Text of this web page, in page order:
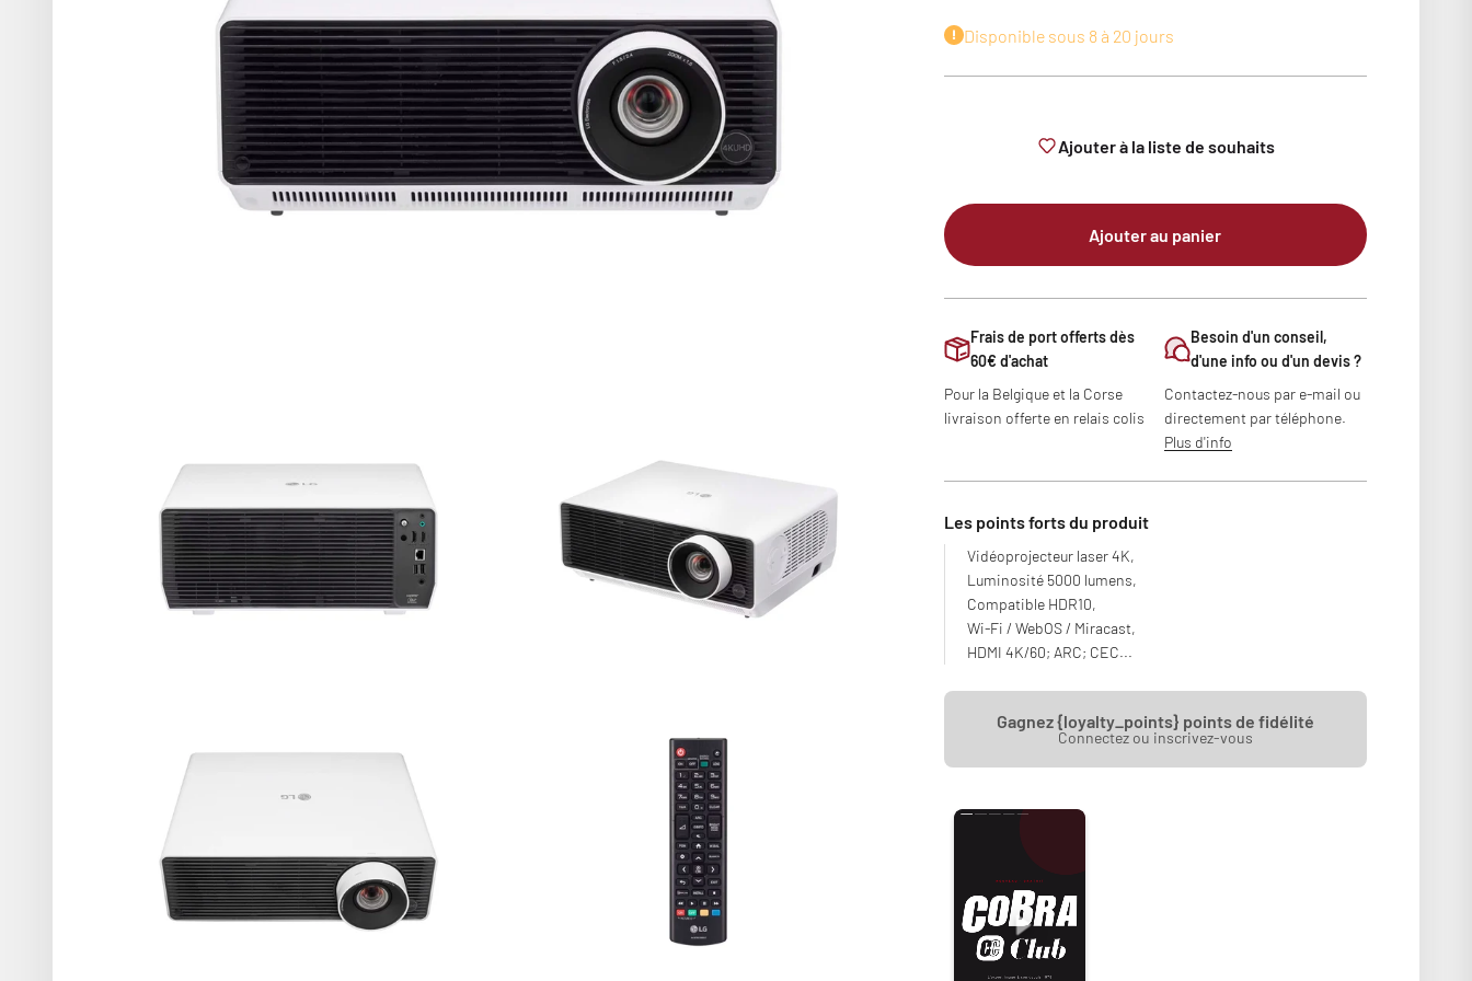
Disponible sous 8 à 20 jours
Ajouter à la liste de souhaits
Ajouter au panier
Frais de port offerts dès
60€ d'achat
Pour la Belgique et la Corse
livraison offerte en relais colis
Besoin d'un conseil,
d'une info ou d'un devis ?
Contactez-nous par e-mail ou
directement par téléphone.
Plus d'info
Les points forts du produit
Vidéoprojecteur laser 4K,
Luminosité 5000 lumens,
Compatible HDR10,
Wi-Fi / WebOS / Miracast,
HDMI 4K/60; ARC; CEC...
Gagnez {loyalty_points} points de fidélité
Connectez ou inscrivez-vous